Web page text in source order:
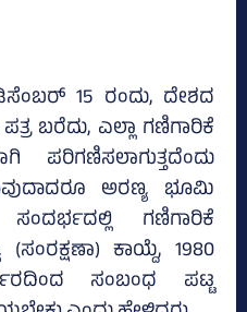
15 ರಂದು, ದೇಶದ
ಬರೆದು, ಎಲ್ಲಾ ಗಣಿಗಾರಿಕೆ
ಪರಿಗಣಿಸಲಾಗುತ್ತದೆಂದು
ಅರಣ್ಯ ಭೂಮಿ
ಗಣಿಗಾರಿಕೆ
ಕಾಯ್ದೆ, 1980
ಸಂಬಂಧ ಪಟ್ಟ